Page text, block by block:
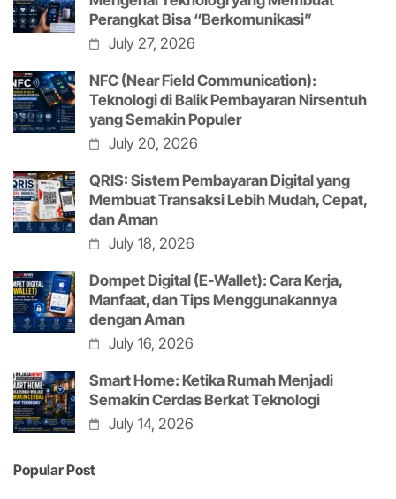
Perangkat Bisa “Berkomunikasi”
July 27, 2026
NFC (Near Field Communication):
Teknologi di Balik Pembayaran Nirsentuh
yang Semakin Populer
July 20, 2026
QRIS: Sistem Pembayaran Digital yang
Membuat Transaksi Lebih Mudah, Cepat,
dan Aman
July 18, 2026
Dompet Digital (E-Wallet): Cara Kerja,
Manfaat, dan Tips Menggunakannya
dengan Aman
July 16, 2026
Smart Home: Ketika Rumah Menjadi
Semakin Cerdas Berkat Teknologi
July 14, 2026
Popular Post